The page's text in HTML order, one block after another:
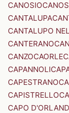
CANOSIO
CANTALUPA
CANTALUPO
CANTERANO
CANZOCAORLE
CAPANNOLI
CAPESTRANO
CAPISTRELLO
CAPO